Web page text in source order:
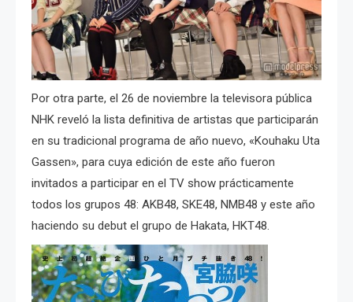
Por otra parte, el 26 de noviembre la televisora pública
NHK reveló la lista definitiva de artistas que participarán
en su tradicional programa de año nuevo, «Kouhaku Uta
Gassen», para cuya edición de este año fueron
invitados a participar en el TV show prácticamente
todos los grupos 48: AKB48, SKE48, NMB48 y este año
haciendo su debut el grupo de Hakata, HKT48.